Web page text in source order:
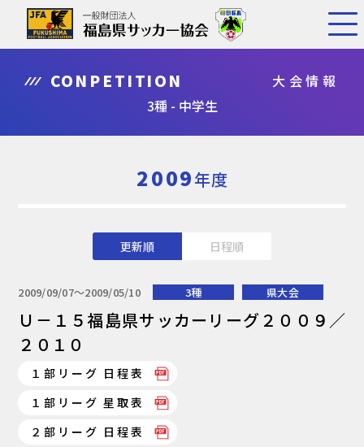
CONPETITION
大会情報
3種 - 中学生
2009年度
更新順 日程順
2009/09/07〜2009/05/10 3種 県大会
Ｕ－１５福島県サッカーリーグ２００９／
２０１０
１部リーグ 日程表
１部リーグ 星取表
２部リーグ 日程表